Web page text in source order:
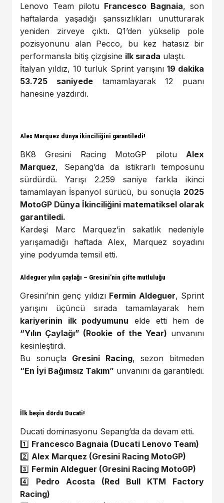
Lenovo Team pilotu Francesco Bagnaia, son
haftalarda yaşadığı şanssızlıkları unutturarak
yeniden zirveye çıktı. Q1’den yükselip pole
pozisyonunu alan Pecco, bu kez hatasız bir
performansla bitiş çizgisine ilk sırada ulaştı.
İtalyan yıldız, 10 turluk Sprint yarışını 19 dakika
53.725 saniyedetamamlayarak 12 puanı
hanesine yazdırdı.
Alex Marquez dünya ikinciliğini garantiledi!
BK8 Gresini Racing MotoGP pilotu Alex
Marquez, Sepang’da da istikrarlı temposunu
sürdürdü. Yarışı 2.259 saniye farkla ikinci
tamamlayan İspanyol sürücü, bu sonuçla 2025
MotoGP Dünya İkinciliğini matematiksel olarak
garantiledi.
Kardeşi Marc Marquez’in sakatlık nedeniyle
yarışamadığı haftada Alex, Marquez soyadını
yine podyumda temsil etti.
Aldeguer yılın çaylağı – Gresini’nin çifte mutluluğu
Gresini’nin genç yıldızı Fermin Aldeguer, Sprint
yarışını üçüncü sırada tamamlayarak hem
kariyerinin ilk podyumunu elde etti hem de
“Yılın Çaylağı” (Rookie of the Year) unvanını
kesinleştirdi.
Bu sonuçla Gresini Racing, sezon bitmeden
“En İyi Bağımsız Takım” unvanını da garantiledi.
İlk beşin dördü Ducati!
Ducati dominasyonu Sepang’da da devam etti.
1️⃣ Francesco Bagnaia (Ducati Lenovo Team)
2️⃣ Alex Marquez (Gresini Racing MotoGP)
3️⃣ Fermin Aldeguer (Gresini Racing MotoGP)
4️⃣ Pedro Acosta (Red Bull KTM Factory
Racing)